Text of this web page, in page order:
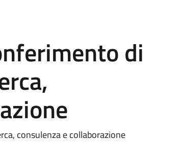
di
consulenza e collaborazione